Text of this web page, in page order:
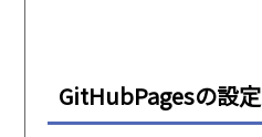
GitHubPagesの設定